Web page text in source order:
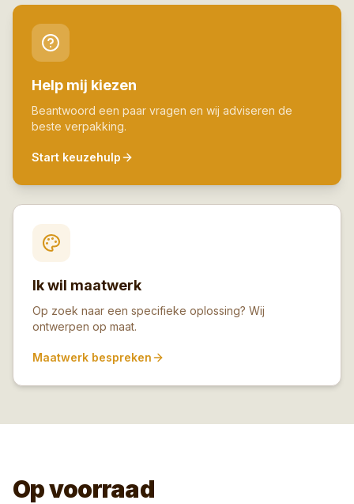
Help mij kiezen
Beantwoord een paar vragen en wij adviseren de
beste verpakking.
Start keuzehulp
Ik wil maatwerk
Op zoek naar een specifieke oplossing? Wij
ontwerpen op maat.
Maatwerk bespreken
Op voorraad